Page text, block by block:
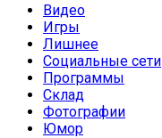
Видео
Игры
Лишнее
Социальные сети
Программы
Склад
Фотографии
Юмор